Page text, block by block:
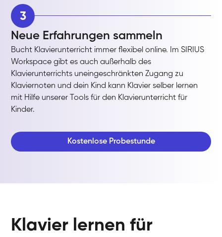
3
Neue Erfahrungen sammeln
Bucht Klavierunterricht immer flexibel online. Im SIRIUS
Workspace gibt es auch außerhalb des
Klavierunterrichts uneingeschränkten Zugang zu
Klaviernoten und dein Kind kann Klavier selber lernen
mit Hilfe unserer Tools für den Klavierunterricht für
Kinder.
Kostenlose Probestunde
Klavier lernen für